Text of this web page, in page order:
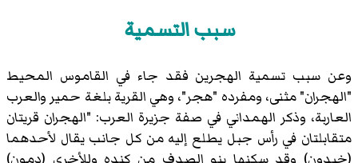
سبب التسمية
وعن سبب تسمية الهجرين فقد جاء في القاموس المحيط
"الهجران" مثنى، ومفرده "هجر"، وهي القرية بلغة حمير والعرب
العاربة، وذكر الهمداني في صفة جزيرة العرب: "الهجران قريتان
متقابلتان في رأس جبل يطلع إليه من كل جانب يقال لأحدهما